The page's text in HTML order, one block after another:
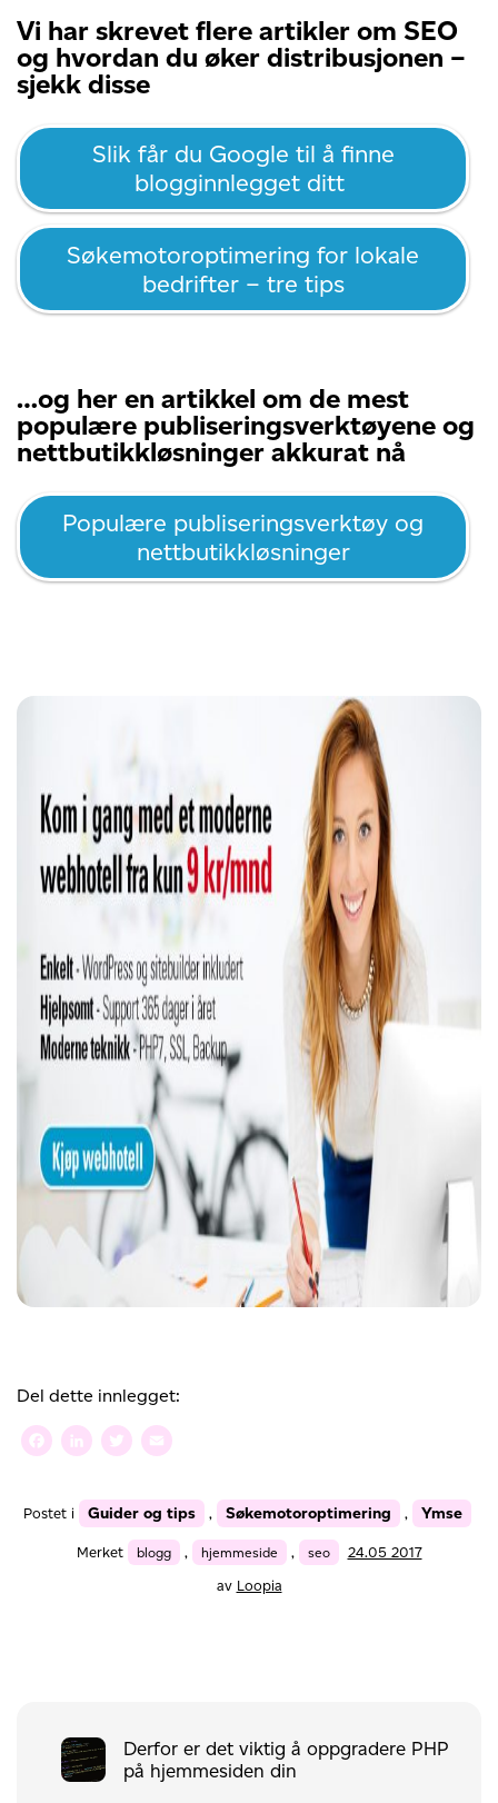
Vi har skrevet flere artikler om SEO
og hvordan du øker distribusjonen –
sjekk disse
Slik får du Google til å finne
blogginnlegget ditt
Søkemotoroptimering for lokale
bedrifter – tre tips
…og her en artikkel om de mest
populære publiseringsverktøyene og
nettbutikkløsninger akkurat nå
Populære publiseringsverktøy og
nettbutikkløsninger
Del dette innlegget:
Facebook
LinkedIn
Twitter
Postet i Guider og tips , Søkemotoroptimering , Ymse
Merket blogg , hjemmeside , seo
24.05 2017
av Loopia
Derfor er det viktig å oppgradere PHP
på hjemmesiden din